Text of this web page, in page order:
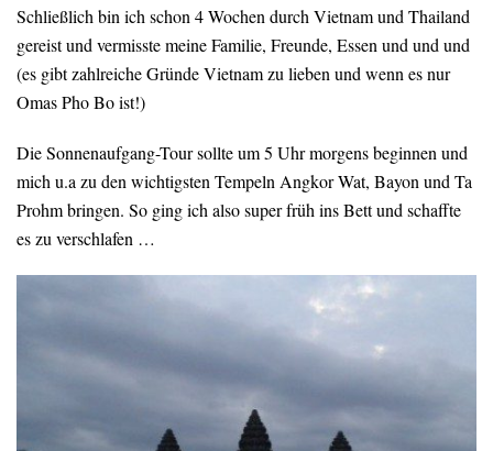
Schließlich bin ich schon 4 Wochen durch Vietnam und Thailand
gereist und vermisste meine Familie, Freunde, Essen und und und
(es gibt zahlreiche Gründe Vietnam zu lieben und wenn es nur
Omas Pho Bo ist!)
Die Sonnenaufgang-Tour sollte um 5 Uhr morgens beginnen und
mich u.a zu den wichtigsten Tempeln Angkor Wat, Bayon und Ta
Prohm bringen. So ging ich also super früh ins Bett und schaffte
es zu verschlafen …